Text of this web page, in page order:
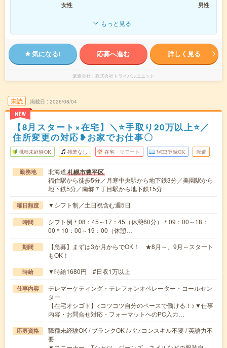
女性
男性
もっと見る
気になる! 応募へ進む 詳しく見る
派遣会社 株式会社トライバルユニット
未読
NEW
掲載日 2026/08/04
【8月スタート×在宅】＼⭐手取り20万以上⭐／
住所変更の対応❥お家でお仕事〇
職種未経験OK 残業なし 在宅・リモート WEB登録OK 派遣
勤務地 北海道札幌市豊平区
福住駅から徒歩5分／月寒中央駅から地下鉄3分／美園駅から
地下鉄5分／南郷７丁目駅から地下鉄15分
曜日頻度 ▼シフト制／土日祝含む週5日
時間
シフト例＊08：45～17：45（休憩60分）＊09：00～18：
00＊10：00～19：00（休憩…
期間
【急募】まずは3か月からでOK！ ★8月～、9月～スタート
もOK！
時給 ▼時給1680円 #日収1万以上
仕事内容
テレマーケティング・テレフォンオペレーター・コールセン
ター
【在宅オシゴト】<コツコツ自分のペースで働ける！>▼仕事
内容・お問合せ対応・フォーマットへのPC入力…
応募資格
職種未経験OK / ブランクOK / パソコンスキル不要 / 英語力不
要